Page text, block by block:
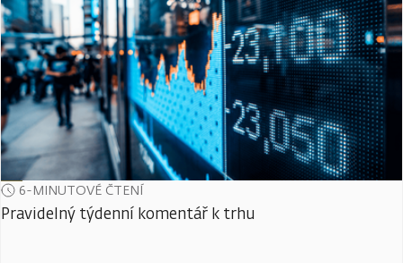
6-MINUTOVÉ ČTENÍ
Pravidelný týdenní komentář k trhu